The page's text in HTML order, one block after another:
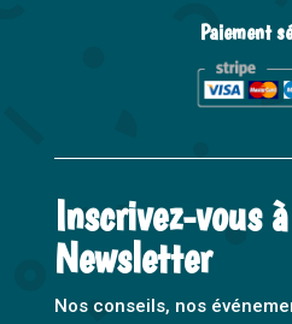
Paiement
Inscrivez-vous
Newsletter
Nos conseils, nos